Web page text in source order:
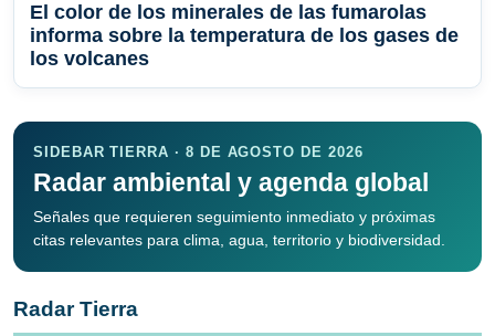
El color de los minerales de las fumarolas
informa sobre la temperatura de los gases de
los volcanes
SIDEBAR TIERRA · 8 DE AGOSTO DE 2026
Radar ambiental y agenda global
Señales que requieren seguimiento inmediato y próximas
citas relevantes para clima, agua, territorio y biodiversidad.
Radar Tierra